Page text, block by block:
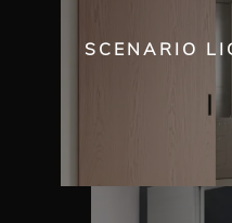
SCENARIO